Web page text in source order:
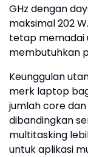
GHz dengan
maksimal 202
tetap memadai
membutuhkan
Keunggulan
merk laptop
jumlah core
dibandingkan
multitasking
untuk aplikasi